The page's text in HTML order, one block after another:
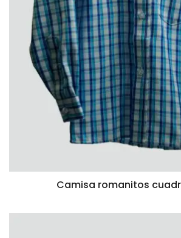
VISTA RÁPIDA
Camisa romanitos